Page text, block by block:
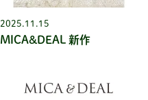
2025.11.15
MICA&DEAL 新作